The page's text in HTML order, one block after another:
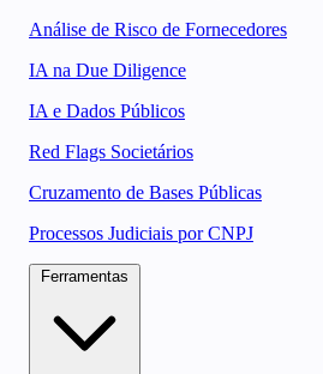
Análise de Risco de Fornecedores
IA na Due Diligence
IA e Dados Públicos
Red Flags Societários
Cruzamento de Bases Públicas
Processos Judiciais por CNPJ